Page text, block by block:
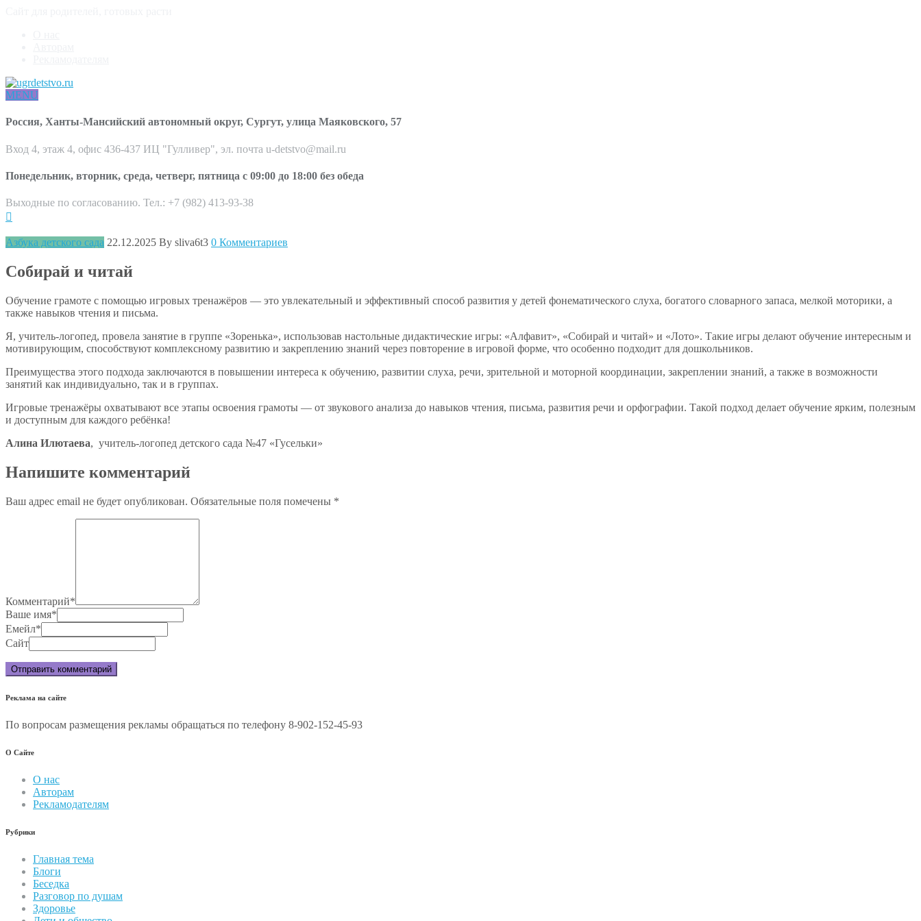
MENU
Россия, Ханты-Мансийский автономный округ, Сургут, улица Маяковского, 57
Вход 4, этаж 4, офис 436-437 ИЦ "Гулливер", эл. почта u-detstvo@mail.ru
Понедельник, вторник, среда, четверг, пятница с 09:00 до 18:00 без обеда
Выходные по согласованию. Тел.: +7 (982) 413-93-38
Азбука детского сада 22.12.2025 By sliva6t3 0 Комментариев
Собирай и читай
Обучение грамоте с помощью игровых тренажёров — это увлекательный и эффективный способ развития у детей фонематического слуха, богатого словарного запаса, мелкой моторики, а
также навыков чтения и письма.
Я, учитель-логопед, провела занятие в группе «Зоренька», использовав настольные дидактические игры: «Алфавит», «Собирай и читай» и «Лото». Такие игры делают обучение интересным и
мотивирующим, способствуют комплексному развитию и закреплению знаний через повторение в игровой форме, что особенно подходит для дошкольников.
Преимущества этого подхода заключаются в повышении интереса к обучению, развитии слуха, речи, зрительной и моторной координации, закреплении знаний, а также в возможности
занятий как индивидуально, так и в группах.
Игровые тренажёры охватывают все этапы освоения грамоты — от звукового анализа до навыков чтения, письма, развития речи и орфографии. Такой подход делает обучение ярким, полезным
и доступным для каждого ребёнка!
Алина Илютаева, учитель-логопед детского сада №47 «Гусельки»
Напишите комментарий
Ваш адрес email не будет опубликован. Обязательные поля помечены *
Комментарий*
Ваше имя*
Емейл*
Сайт
Реклама на сайте
По вопросам размещения рекламы обращаться по телефону 8-902-152-45-93
О Сайте
О нас
Авторам
Рекламодателям
Рубрики
Главная тема
Блоги
Беседка
Разговор по душам
Здоровье